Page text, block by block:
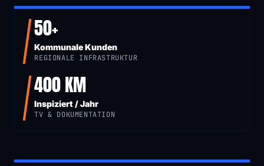
50+
Kommunale Kunden
REGIONALE INFRASTRUKTUR
400 KM
Inspiziert / Jahr
TV & DOKUMENTATION